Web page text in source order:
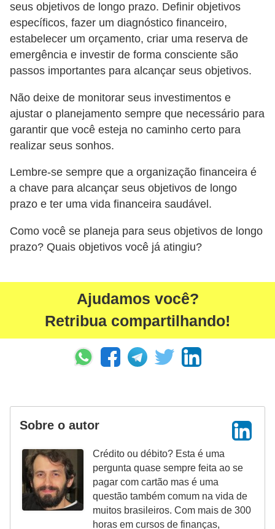
seus objetivos de longo prazo. Definir objetivos
específicos, fazer um diagnóstico financeiro,
estabelecer um orçamento, criar uma reserva de
emergência e investir de forma consciente são
passos importantes para alcançar seus objetivos.
Não deixe de monitorar seus investimentos e
ajustar o planejamento sempre que necessário para
garantir que você esteja no caminho certo para
realizar seus sonhos.
Lembre-se sempre que a organização financeira é
a chave para alcançar seus objetivos de longo
prazo e ter uma vida financeira saudável.
Como você se planeja para seus objetivos de longo
prazo? Quais objetivos você já atingiu?
Ajudamos você?
Retribua compartilhando!
Sobre o autor
Crédito ou débito? Esta é uma
pergunta quase sempre feita ao se
pagar com cartão mas é uma
questão também comum na vida de
muitos brasileiros. Com mais de 300
horas em cursos de finanças,
e
g
c
a
ç
ã
P
o
p
P
r
a
m
a
s